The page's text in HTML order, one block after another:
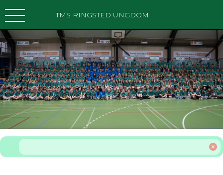
TMS RINGSTED UNGDOM